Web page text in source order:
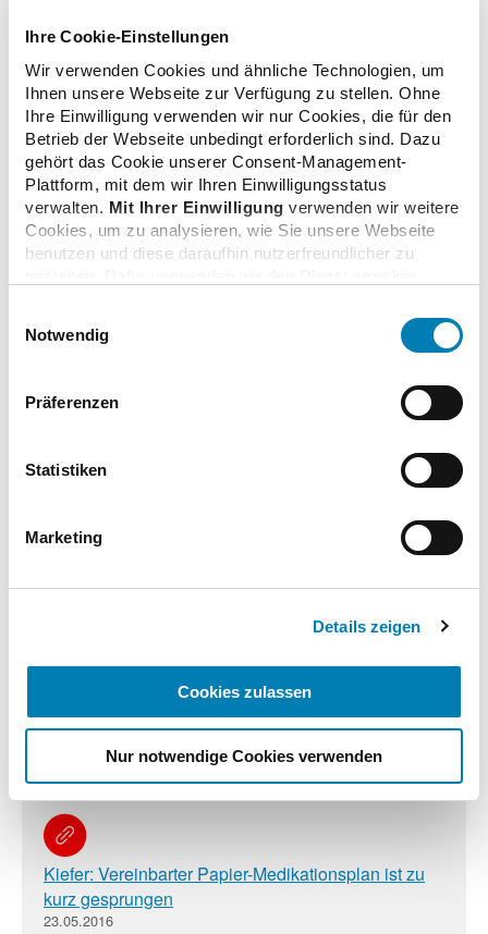
Ihre Cookie-Einstellungen
Wir verwenden Cookies und ähnliche Technologien, um
Ihnen unsere Webseite zur Verfügung zu stellen. Ohne
Ihre Einwilligung verwenden wir nur Cookies, die für den
Betrieb der Webseite unbedingt erforderlich sind. Dazu
gehört das Cookie unserer Consent-Management-
Plattform, mit dem wir Ihren Einwilligungsstatus
verwalten. Mit Ihrer Einwilligung verwenden wir weitere
Cookies, um zu analysieren, wie Sie unsere Webseite
benutzen und diese daraufhin nutzerfreundlicher zu
Adresse und Ihr Surfverhalten verarbeitet. Mit einem
Klick auf „Cookies zulassen“ stimmen Sie der
erforderlichen Cookies zu. Über die Schaltfläche „Nur
notwendige Cookies verwenden“ können Sie die nicht
unteren Regler Ihre persönlichen Bedürfnisse individuell
einstellen. Sie können Ihre Einwilligung jederzeit mit
Informationen finden Sie in unseren
Datenschutzhinweisen.
Notwendig
Präferenzen
Statistiken
Marketing
Details zeigen
Cookies zulassen
Nur notwendige Cookies verwenden
Medikamente einnehmen.
Weitere Informationen finden Sie unter
www.arzneimittelinitiative.de
zurück zur Liste
Gemeinsam aktiv gegen Medikationsfehler
07.09.2016
Medikationsfehler gemeinsam vermeiden
Umsetzung steht
02.06.2016
Kiefer: Vereinbarter Papier-Medikationsplan ist zu
kurz gesprungen
23.05.2016